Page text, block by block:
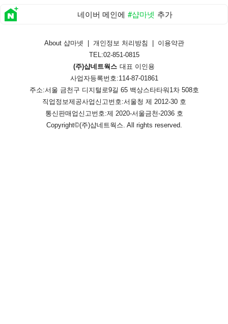
네이버 메인에 #샵마넷 추가
About 샵마넷 개인정보 처리방침
이용약관
TEL:02-851-0815
(주)샵네트웍스 대표 이인용
사업자등록번호:114-87-01861
주소:서울 금천구 디지털로9길 65 백상스타타워1차 508호
직업정보제공사업신고번호:서울청 제 2012-30 호
통신판매업신고번호:제 2020-서울금천-2036 호
Copyright©(주)샵네트웍스 . All rights reserved.